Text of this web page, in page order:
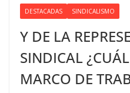
DESTACADAS SINDICALISMO
Y DE LA
SINDICAL
MARCO DE